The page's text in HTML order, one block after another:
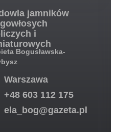
jamników
i
Bogusławska-
Warszawa
+48 603 112 175
ela_bog@gazeta.pl